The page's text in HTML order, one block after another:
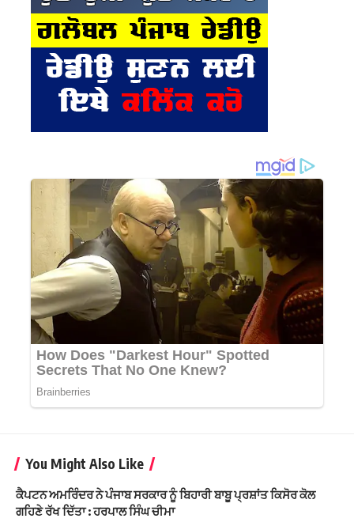
You Might Also Like
ਕੈਪਟਨ ਅਮਰਿੰਦਰ ਨੇ ਪੰਜਾਬ ਸਰਕਾਰ ਨੂੰ ਬਿਹਾਰੀ ਬਾਬੂ ਪ੍ਰਸ਼ਾਂਤ ਕਿਸੋਰ ਕੋਲ
ਗਹਿਣੇ ਰੱਖ ਦਿੱਤਾ : ਹਰਪਾਲ ਸਿੰਘ ਚੀਮਾ